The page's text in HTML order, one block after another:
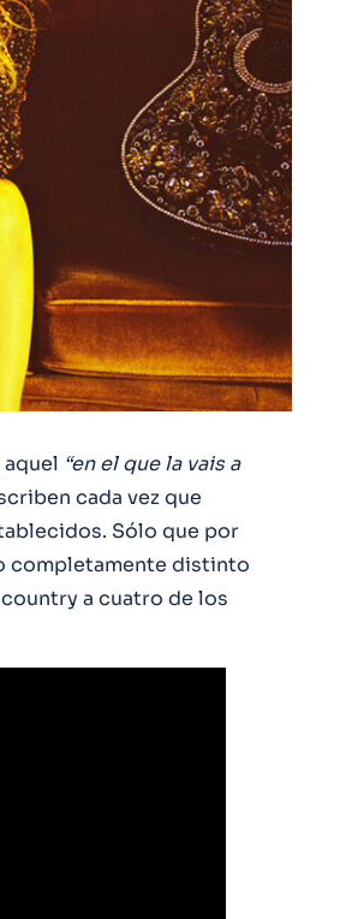
aquel “en el que la vais a
cada vez que
Sólo que por
completamente distinto
a cuatro de los